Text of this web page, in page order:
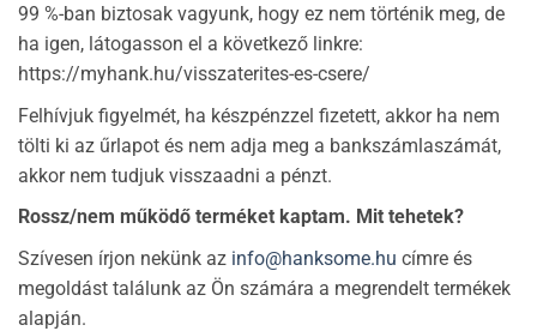
99 %-ban biztosak vagyunk, hogy ez nem történik meg, de
ha igen, látogasson el a következő linkre:
https://myhank.hu/visszaterites-es-csere/
Felhívjuk figyelmét, ha készpénzzel fizetett, akkor ha nem
tölti ki az űrlapot és nem adja meg a bankszámlaszámát,
akkor nem tudjuk visszaadni a pénzt.
Rossz/nem működő terméket kaptam. Mit tehetek?
Szívesen írjon nekünk az info@hanksome.hu címre és
megoldást találunk az Ön számára a megrendelt termékek
alapján.